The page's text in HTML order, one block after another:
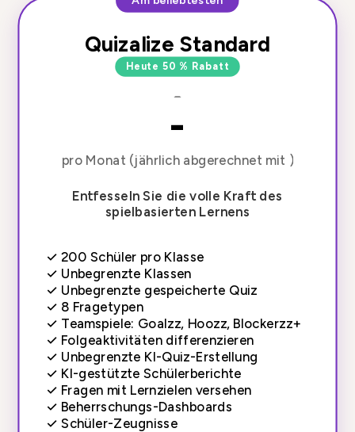
Quizalize Standard
Heute 50 % Rabatt
-
-
pro Monat (jährlich abgerechnet mit )
Entfesseln Sie die volle Kraft des
spielbasierten Lernens
✓ 200 Schüler pro Klasse
✓ Unbegrenzte Klassen
✓ Unbegrenzte gespeicherte Quiz
✓ 8 Fragetypen
✓ Teamspiele: Goalzz, Hoozz, Blockerzz+
✓ Folgeaktivitäten differenzieren
✓ Unbegrenzte KI-Quiz-Erstellung
✓ KI-gestützte Schülerberichte
✓ Fragen mit Lernzielen versehen
✓ Beherrschungs-Dashboards
✓ Schüler-Zeugnisse